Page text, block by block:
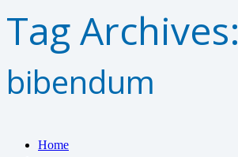
Tag Archives:
bibendum
Home